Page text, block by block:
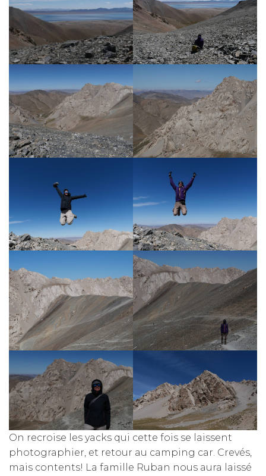
On recroise les yacks qui cette fois se laissent
photographier, et retour au camping car. Crevés,
mais contents! La famille Ruban nous aura laissé